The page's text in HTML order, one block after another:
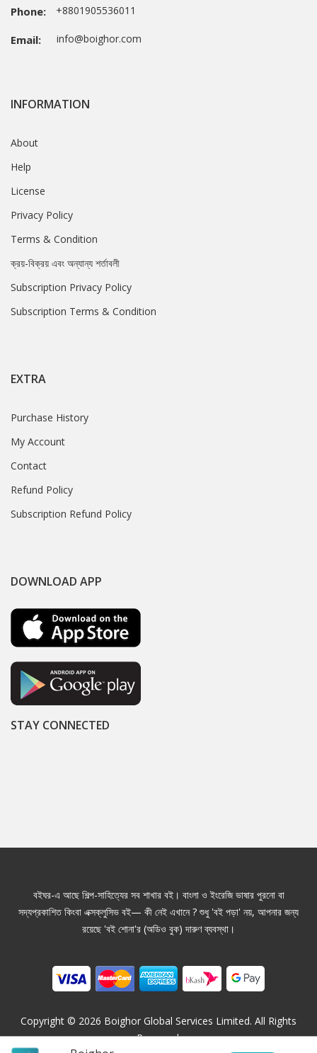
Phone: +8801905536011
Email: info@boighor.com
INFORMATION
About
Help
License
Privacy Policy
Terms & Condition
ক্রয়-বিক্রয় এবং অন্যান্য শর্তাবলী
Subscription Privacy Policy
Subscription Terms & Condition
EXTRA
Purchase History
My Account
Contact
Refund Policy
Subscription Refund Policy
DOWNLOAD APP
STAY CONNECTED
বইঘর-এ আছে শিল্প-সাহিত্যের সব শাখার বই। বাংলা ও ইংরেজি ভাষার পুরনো বা
সদ্যপ্রকাশিত কিংবা এক্সক্লুসিভ বই— কী নেই এখানে ? শুধু 'বই পড়া' নয়, আপনার জন্য
রয়েছে 'বই শোনা'র (অডিও বুক) দারুণ ব্যবস্থা।
Copyright © 2026 Boighor Global Services Limited. All Rights
Reserved.